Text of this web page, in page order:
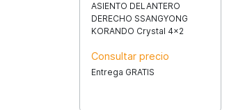
ASIENTO DELANTERO
DERECHO SSANGYONG
KORANDO Crystal 4x2
Consultar precio
Entrega GRATIS